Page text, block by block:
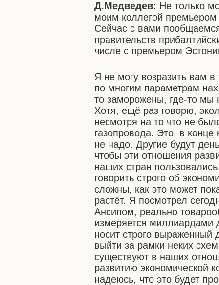
Д.Медведев: Не только
моим коллегой
Сейчас с вами
правительств
числе с премьером
Я не могу возразить вам
по многим параметрам
то заморожены, где-то мы
Хотя, ещё раз говорю,
несмотря на то что не
газопровода. Это, в конце
не надо. Другие будут
чтобы эти отношения
наших стран
говорить строго об
сложны, как это может
растёт. Я посмотрел
Ансипом, реально
измеряется миллиардами
носит строго выраженный
выйти за рамки неких
существуют в наших
развитию экономической
надеюсь, что это будет